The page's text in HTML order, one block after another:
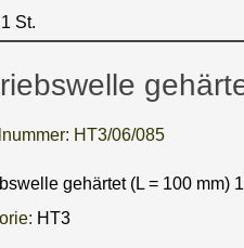
St.
HT3/06/085
gehärtet (L = 100 mm)
HT3